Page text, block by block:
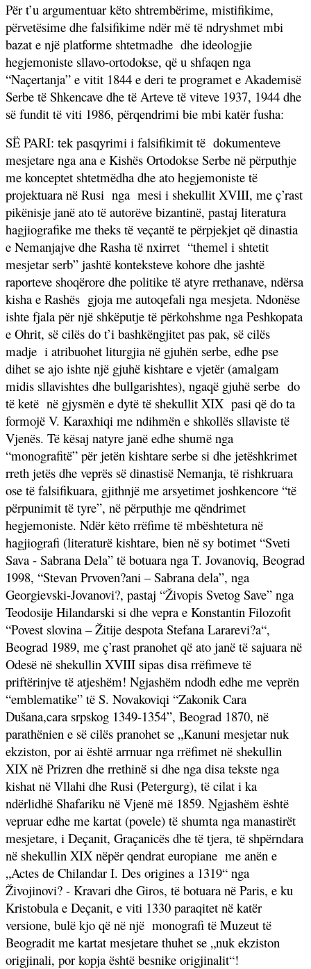
Për t’u argumentuar këto shtrembërime, mistifikime,
përvetësime dhe falsifikime ndër më të ndryshmet mbi
bazat e një platforme shtetmadhe dhe ideologjie
hegjemoniste sllavo-ortodokse, që u shfaqen nga
“Naçertanja” e vitit 1844 e deri te programet e Akademisë
Serbe të Shkencave dhe të Arteve të viteve 1937, 1944 dhe
së fundit të viti 1986, përqendrimi bie mbi katër fusha:
SË PARI: tek pasqyrimi i falsifikimit të dokumenteve
mesjetare nga ana e Kishës Ortodokse Serbe në përputhje
me konceptet shtetmëdha dhe ato hegjemoniste të
projektuara në Rusi nga mesi i shekullit XVIII, me ç’rast
pikënisje janë ato të autorëve bizantinë, pastaj literatura
hagjiografike me theks të veçantë te përpjekjet që dinastia
e Nemanjajve dhe Rasha të nxirret “themel i shtetit
mesjetar serb” jashtë konteksteve kohore dhe jashtë
raporteve shoqërore dhe politike të atyre rrethanave, ndërsa
kisha e Rashës gjoja me autoqefali nga mesjeta. Ndonëse
ishte fjala për një shkëputje të përkohshme nga Peshkopata
e Ohrit, së cilës do t’i bashkëngjitet pas pak, së cilës
madje i atribuohet liturgjia në gjuhën serbe, edhe pse
dihet se ajo ishte një gjuhë kishtare e vjetër (amalgam
midis sllavishtes dhe bullgarishtes), ngaqë gjuhë serbe do
të ketë në gjysmën e dytë të shekullit XIX pasi që do ta
formojë V. Karaxhiqi me ndihmën e shkollës sllaviste të
Vjenës. Të kësaj natyre janë edhe shumë nga
“monografitë” për jetën kishtare serbe si dhe jetëshkrimet
rreth jetës dhe veprës së dinastisë Nemanja, të rishkruara
ose të falsifikuara, gjithnjë me arsyetimet joshkencore “të
përpunimit të tyre”, në përputhje me qëndrimet
hegjemoniste. Ndër këto rrëfime të mbështetura në
hagjiografi (literaturë kishtare, bien në sy botimet “Sveti
Sava - Sabrana Dela” të botuara nga T. Jovanoviq, Beograd
1998, “Stevan Prvoven?ani – Sabrana dela”, nga
Georgievski-Jovanovi?, pastaj “Živopis Svetog Save” nga
Teodosije Hilandarski si dhe vepra e Konstantin Filozofit
“Povest slovina – Žitije despota Stefana Lararevi?a“,
Beograd 1989, me ç’rast pranohet që ato janë të sajuara në
Odesë në shekullin XVIII sipas disa rrëfimeve të
priftërinjve të atjeshëm! Ngjashëm ndodh edhe me veprën
“emblematike” të S. Novakoviqi “Zakonik Cara
Dušana,cara srpskog 1349-1354”, Beograd 1870, në
parathënien e së cilës pranohet se „Kanuni mesjetar nuk
ekziston, por ai është arrnuar nga rrëfimet në shekullin
XIX në Prizren dhe rrethinë si dhe nga disa tekste nga
kishat në Vllahi dhe Rusi (Petergurg), të cilat i ka
ndërlidhë Shafariku në Vjenë më 1859. Ngjashëm është
vepruar edhe me kartat (povele) të shumta nga manastirët
mesjetare, i Deçanit, Graçanicës dhe të tjera, të shpërndara
në shekullin XIX nëpër qendrat europiane me anën e
„Actes de Chilandar I. Des origines a 1319“ nga
Živojinovi? - Kravari dhe Giros, të botuara në Paris, e ku
Kristobula e Deçanit, e viti 1330 paraqitet në katër
versione, bulë kjo që në një monografi të Muzeut të
Beogradit me kartat mesjetare thuhet se „nuk ekziston
origjinali, por kopja është besnike origjinalit“!